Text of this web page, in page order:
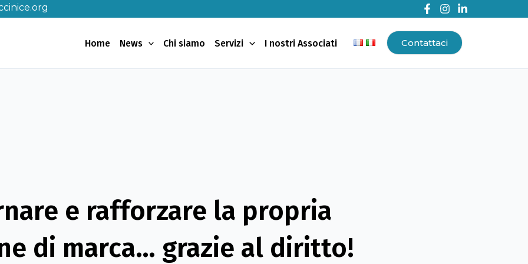
Home News Chi siamo Servizi I nostri Associati Contattaci
e rafforzare la propria
di marca… grazie al diritto!